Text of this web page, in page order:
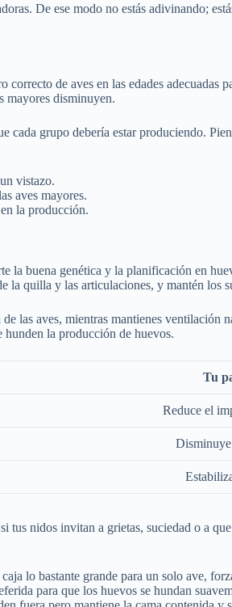
De ese modo no estás adivinando;
de aves en las edades adecuadas
mayores disminuyen.
cada grupo debería estar produciendo.
vistazo.
aves mayores.
la producción.
buena genética y la planificación en
la quilla y las articulaciones, y mantén los
las aves, mientras mantienes
hunden la producción de huevos.
Tu
Reduce el
Disminuye
nidos invitan a grietas, suciedad o a
lo bastante grande para un solo ave,
para que los huevos se hundan